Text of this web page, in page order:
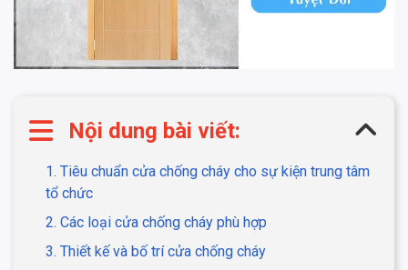
Nội dung bài viết:
1. Tiêu chuẩn cửa chống cháy cho sự kiện trung tâm
tổ chức
2. Các loại cửa chống cháy phù hợp
3. Thiết kế và bố trí cửa chống cháy